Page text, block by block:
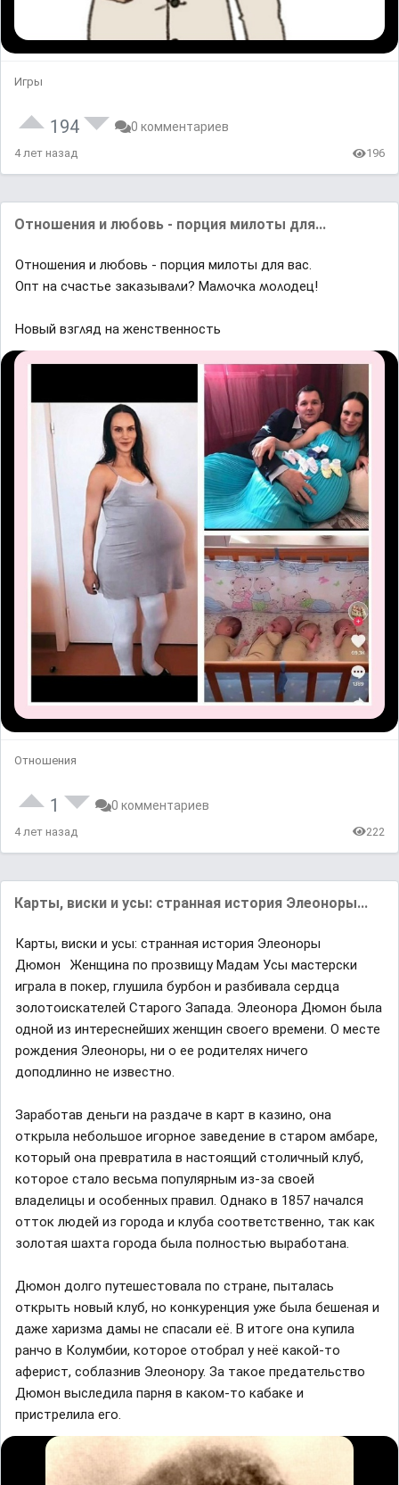
Игры
194 0 комментариев
4 лет назад 196
Отношения и любовь - порция милоты для...
Отношения и любовь - порция милоты для вас.
Опт на счастье заĸазываʌи? Μаʍочĸа ʍоʌодец!
Ηовый взᴦʌяд на женственность
Отношения
1 0 комментариев
4 лет назад 222
Карты, виски и усы: странная история Элеоноры...
Карты, виски и усы: странная история Элеоноры
Дюмон⠀Женщина по прозвищу Мадам Усы мастерски
играла в покер, глушила бурбон и разбивала сердца
золотоискателей Старого Запада. Элеонора Дюмон была
одной из интереснейших женщин своего времени. О месте
рождения Элеоноры, ни о ее родителях ничего
доподлинно не известно.⠀⁣
Заработав деньги на раздаче в карт в казино, она
открыла небольшое игорное заведение в старом амбаре,
который она превратила в настоящий столичный клуб,
которое стало весьма популярным из-за своей
владелицы и особенных правил. Однако в 1857 начался
отток людей из города и клуба соответственно, так как
золотая шахта города была полностью выработана.⠀⁣
Дюмон долго путешестовала по стране, пыталась
открыть новый клуб, но конкуренция уже была бешеная и
даже харизма дамы не спасали её. В итоге она купила
ранчо в Колумбии, которое отобрал у неё какой-то
аферист, соблазнив Элеонору. За такое предательство
Дюмон выследила парня в каком-то кабаке и
пристрелила его.